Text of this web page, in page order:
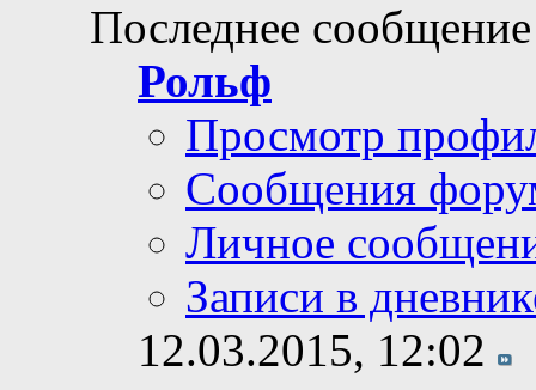
Последнее
Рольф
Просмотр
Сообщения
Личное
Записи в
12.03.2015, 12:02